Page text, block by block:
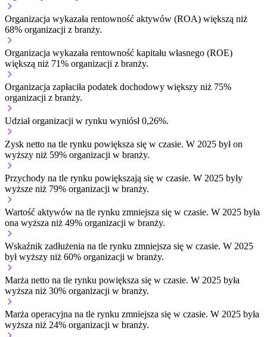
Organizacja wykazała rentowność aktywów (ROA) większą niż
68% organizacji z branży.
Organizacja wykazała rentowność kapitału własnego (ROE)
większą niż 71% organizacji z branży.
Organizacja zapłaciła podatek dochodowy większy niż 75%
organizacji z branży.
Udział organizacji w rynku wyniósł 0,26%.
Zysk netto na tle rynku powiększa się w czasie. W 2025 był on
wyższy niż 59% organizacji w branży.
Przychody na tle rynku powiększają się w czasie. W 2025 były
wyższe niż 79% organizacji w branży.
Wartość aktywów na tle rynku zmniejsza się w czasie. W 2025 była
ona wyższa niż 49% organizacji w branży.
Wskaźnik zadłużenia na tle rynku zmniejsza się w czasie. W 2025
był wyższy niż 60% organizacji w branży.
Marża netto na tle rynku powiększa się w czasie. W 2025 była
wyższa niż 30% organizacji w branży.
Marża operacyjna na tle rynku zmniejsza się w czasie. W 2025 była
wyższa niż 24% organizacji w branży.